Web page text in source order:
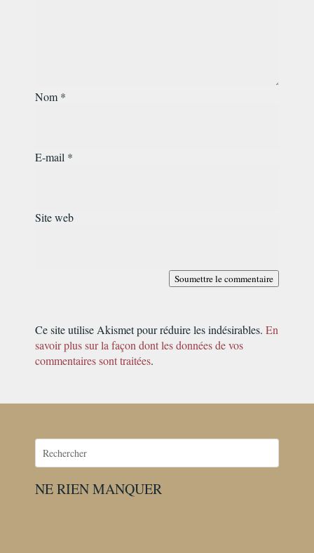
Nom *
E-mail *
Site web
Soumettre le commentaire
Ce site utilise Akismet pour réduire les indésirables. En
savoir plus sur la façon dont les données de vos
commentaires sont traitées.
NE RIEN MANQUER